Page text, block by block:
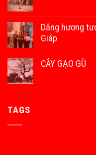
Dâng hương
Giáp
CÂY GẠO GÙ
TAGS